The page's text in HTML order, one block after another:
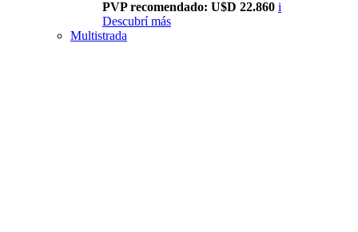
PVP recomendado: U$D 22.860 i
Descubrí más
Multistrada